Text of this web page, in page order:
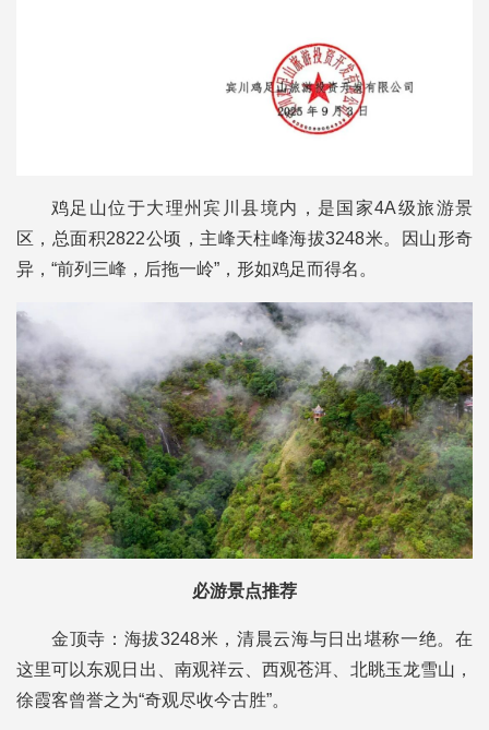
鸡足山位于大理州宾川县境内，是国家4A级旅游景
区，总面积2822公顷，主峰天柱峰海拔3248米。因山形奇
异，“前列三峰，后拖一岭”，形如鸡足而得名。
必游景点推荐
金顶寺：海拔3248米，清晨云海与日出堪称一绝。在
这里可以东观日出、南观祥云、西观苍洱、北眺玉龙雪山，
徐霞客曾誉之为“奇观尽收今古胜”。